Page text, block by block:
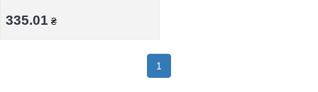
335.01 ₴
1